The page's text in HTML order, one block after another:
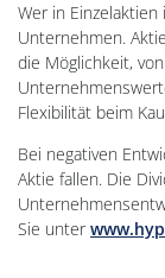
Wer in
Unternehmen.
die Möglichkeit,
Flexibilität beim
Bei negativen
Aktie fallen. Die
Sie unter